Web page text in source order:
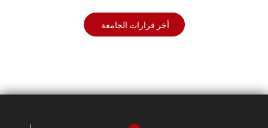
أخر قرارات الجامعة